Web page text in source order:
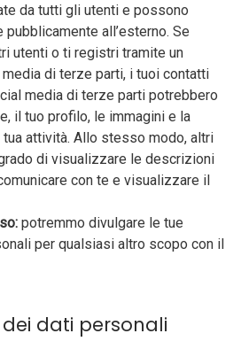
da tutti gli utenti e possono
all’esterno. Se
utenti o ti registri tramite un
di terze parti, i tuoi contatti
media di terze parti potrebbero
il tuo profilo, le immagini e la
attività. Allo stesso modo, altri
di visualizzare le descrizioni
con te e visualizzare il
potremmo divulgare le tue
per qualsiasi altro scopo con il
dati personali